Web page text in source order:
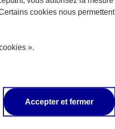
cookies nous permettent
».
Accepter et fermer
?
pour